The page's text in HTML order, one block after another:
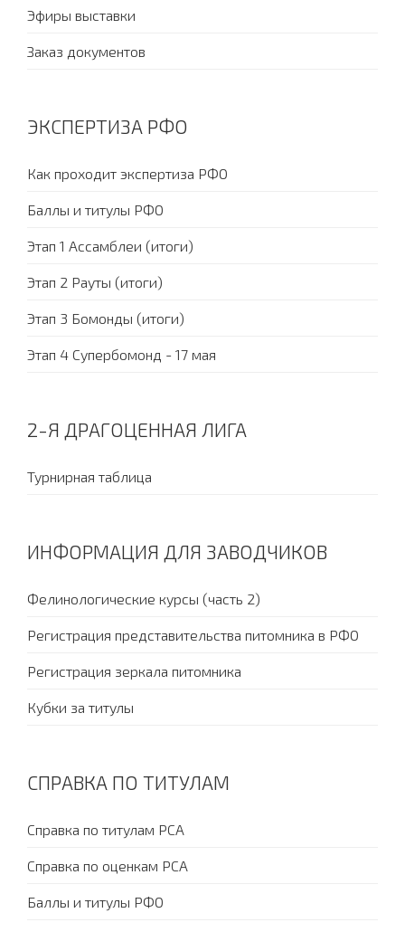
Эфиры выставки
Заказ документов
ЭКСПЕРТИЗА РФО
Как проходит экспертиза РФО
Баллы и титулы РФО
Этап 1 Ассамблеи (итоги)
Этап 2 Рауты (итоги)
Этап 3 Бомонды (итоги)
Этап 4 Супербомонд - 17 мая
2-Я ДРАГОЦЕННАЯ ЛИГА
Турнирная таблица
ИНФОРМАЦИЯ ДЛЯ ЗАВОДЧИКОВ
Фелинологические курсы (часть 2)
Регистрация представительства питомника в РФО
Регистрация зеркала питомника
Кубки за титулы
СПРАВКА ПО ТИТУЛАМ
Справка по титулам PCA
Справка по оценкам PCA
Баллы и титулы РФО